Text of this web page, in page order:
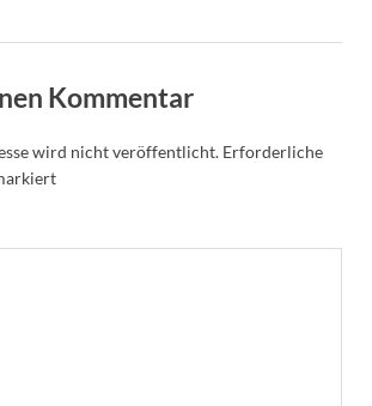
Kommentar
wird nicht veröffentlicht. Erforderliche